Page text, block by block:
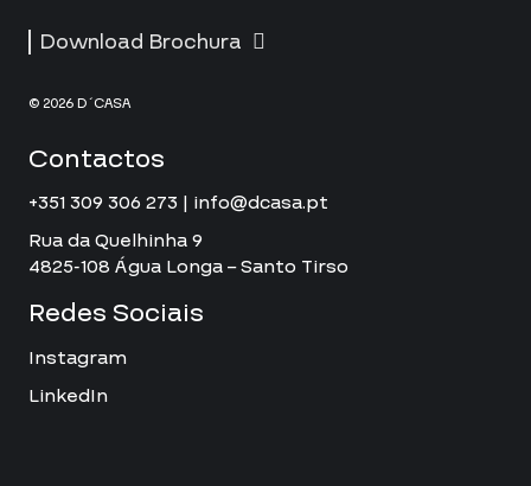
Download Brochura
© 2026 D´CASA
Contactos
+351 309 306 273 | info@dcasa.pt
Rua da Quelhinha 9
4825-108 Água Longa – Santo Tirso
Redes Sociais
Instagram
LinkedIn